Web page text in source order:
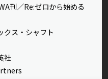
刊／Re:ゼロから始める
ス・シャフト
社